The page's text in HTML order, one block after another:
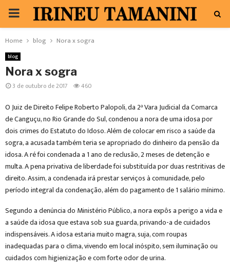
PRIMARY
MENU
Home blog Nora x sogra
blog
Nora x sogra
3 de outubro de 2017 460
O Juiz de Direito Felipe Roberto Palopoli, da 2ª Vara Judicial da Comarca
de Canguçu, no Rio Grande do Sul, condenou a nora de uma idosa por
dois crimes do Estatuto do Idoso. Além de colocar em risco a saúde da
sogra, a acusada também teria se apropriado do dinheiro da pensão da
idosa. A ré foi condenada a 1 ano de reclusão, 2 meses de detenção e
multa. A pena privativa de liberdade foi substituída por duas restritivas de
direito. Assim, a condenada irá prestar serviços à comunidade, pelo
período integral da condenação, além do pagamento de 1 salário mínimo.
Segundo a denúncia do Ministério Público, a nora expôs a perigo a vida e
a saúde da idosa que estava sob sua guarda, privando-a de cuidados
indispensáveis. A idosa estaria muito magra, suja, com roupas
inadequadas para o clima, vivendo em local inóspito, sem iluminação ou
cuidados com higienização e com forte odor de urina.